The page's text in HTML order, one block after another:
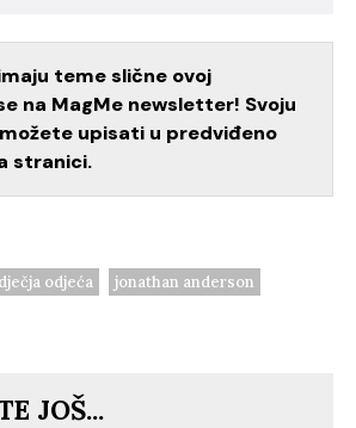
teme slične ovoj
na MagMe newsletter! Svoju
upisati u predviđeno
stranici.
dječja odjeća
jonathan anderson
JOŠ...